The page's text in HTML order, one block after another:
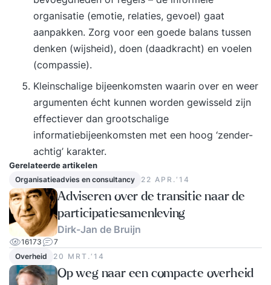
organisatie (emotie, relaties, gevoel) gaat
aanpakken. Zorg voor een goede balans tussen
denken (wijsheid), doen (daadkracht) en voelen
(compassie).
Kleinschalige bijeenkomsten waarin over en weer
argumenten écht kunnen worden gewisseld zijn
effectiever dan grootschalige
informatiebijeenkomsten met een hoog ‘zender-
achtig’ karakter.
Gerelateerde artikelen
Organisatieadvies en consultancy 22 APR.‘14
Adviseren over de transitie naar de
participatiesamenleving
Dirk-Jan de Bruijn
16173
7
Overheid
20 MRT.‘14
Op weg naar een compacte overheid